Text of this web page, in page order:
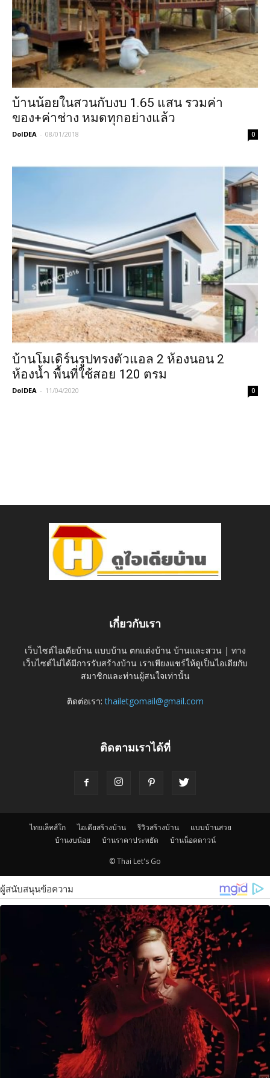
บ้านน้อยในสวนกับงบ 1.65 แสน รวมค่า
ของ+ค่าช่าง หมดทุกอย่างแล้ว
DoIDEA - 08/01/2018 0
บ้านโมเดิร์นรูปทรงตัวแอล 2 ห้องนอน 2
ห้องน้ำ พื้นที่ใช้สอย 120 ตรม
DoIDEA - 11/04/2020 0
เกี่ยวกับเรา
เว็บไซต์ไอเดียบ้าน แบบบ้าน ตกแต่งบ้าน บ้านและสวน | ทาง
เว็บไซต์ไม่ได้มีการรับสร้างบ้าน เราเพียงแชร์ให้ดูเป็นไอเดียกับ
สมาชิกและท่านผู้สนใจเท่านั้น
ติดต่อเรา:thailetgomail@gmail.com
ติดตามเราได้ที่
ไทยเล็ทส์โก ไอเดียสร้างบ้าน รีวิวสร้างบ้าน
แบบบ้านสวย
บ้านงบน้อย
บ้านราคาประหยัด บ้านน็อคดาวน์
© Thai Let's Go